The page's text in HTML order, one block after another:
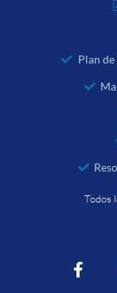
Plan
Todos